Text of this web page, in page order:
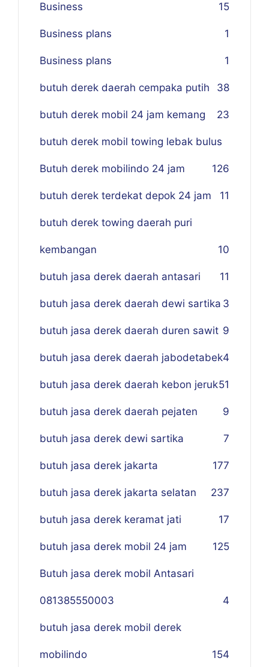
5
Business 1
Business plans 1
Business plans 1
butuh derek daerah cempaka putih 38
butuh derek mobil 24 jam kemang 23
butuh derek mobil towing lebak bulus
26
Butuh derek mobilindo 24 jam 1
butuh derek terdekat depok 24 jam 11
butuh derek towing daerah puri
kembangan 10
butuh jasa derek daerah antasari 11
butuh jasa derek daerah dewi sartika 3
butuh jasa derek daerah duren sawit 9
butuh jasa derek daerah jabodetabek4
butuh jasa derek daerah kebon jeruk51
butuh jasa derek daerah pejaten 9
butuh jasa derek dewi sartika 7
butuh jasa derek jakarta 177
butuh jasa derek jakarta selatan 237
butuh jasa derek keramat jati 17
butuh jasa derek mobil 24 jam 125
Butuh jasa derek mobil Antasari
081385550003 4
butuh jasa derek mobil derek
mobilindo 154